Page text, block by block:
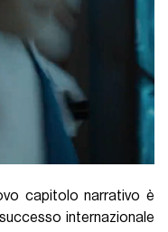
capitolo narrativo è
internazionale